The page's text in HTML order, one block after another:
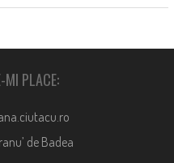
MI PLACE:
de Badea